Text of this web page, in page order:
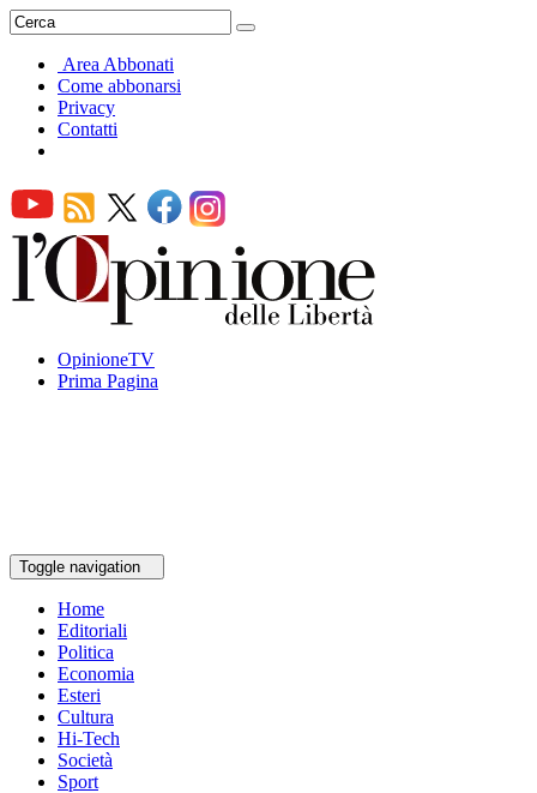
Area Abbonati
Come abbonarsi
Privacy
Contatti
OpinioneTV
Prima Pagina
Toggle navigation
Home
Editoriali
Politica
Economia
Esteri
Cultura
Hi-Tech
Società
Sport